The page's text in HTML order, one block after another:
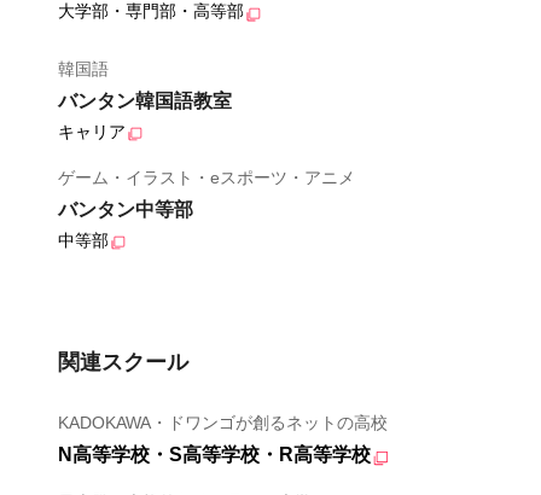
大学部・専門部・高等部
韓国語
バンタン韓国語教室
キャリア
ゲーム・イラスト・eスポーツ・アニメ
バンタン中等部
中等部
関連スクール
KADOKAWA・ドワンゴが創るネットの高校
N高等学校・S高等学校・R高等学校